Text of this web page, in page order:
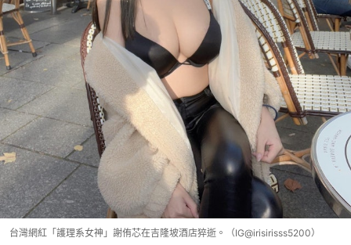
台灣網紅「護理系女神」謝侑芯在吉隆坡酒店猝逝。（IG@irisirisss5200）